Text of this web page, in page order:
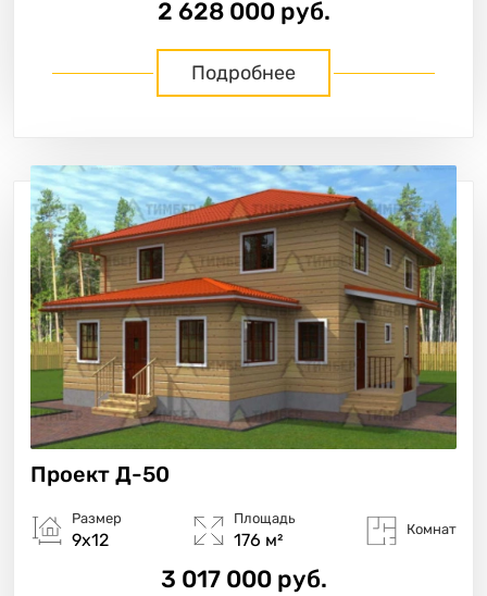
2 628 000 руб.
Подробнее
Проект Д-50
Размер
9х12
Площадь
176 м²
Комнат
3 017 000 руб.